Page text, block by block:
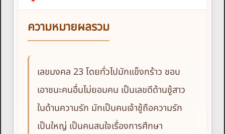
ความหมายผลรวม
เลขมงคล 23 โดยทั่วไปมักแข็งกร้าว ชอบ
เอาชนะคนอื่นไม่ยอมคน เป็นเลขดีด้านชู้สาว
ในด้านความรัก มักเป็นคนเจ้าชู้ถือความรัก
เป็นใหญ่ เป็นคนสนใจเรื่องการศึกษา